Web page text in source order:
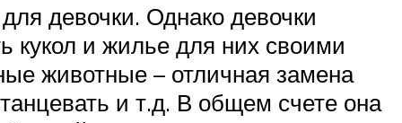
девочки. Однако девочки
кукол и жилье для них своими
животные – отличная замена
и т.д. В общем счете она